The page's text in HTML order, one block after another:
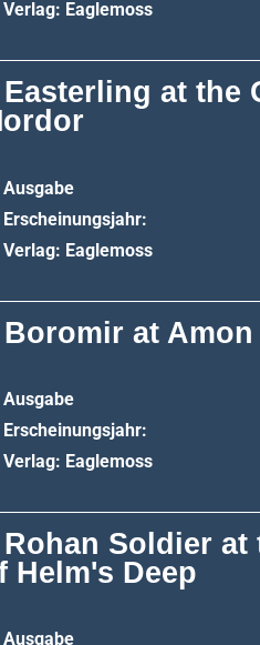
Verlag: Eaglemoss
Easterling at the
Ausgabe
Erscheinungsjahr:
Verlag: Eaglemoss
Boromir at Amon
Ausgabe
Erscheinungsjahr:
Verlag: Eaglemoss
Soldier at
Helm's Deep
Ausgabe